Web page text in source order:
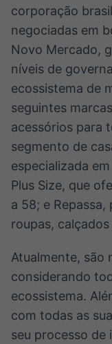
corporação
negociadas em
Novo Mercado,
níveis de
ecossistema de
seguintes
acessórios para
segmento de
especializada
Plus Size, que
a 58; e
roupas,
Atualmente, são
considerando
ecossistema.
com todas as
seu processo de